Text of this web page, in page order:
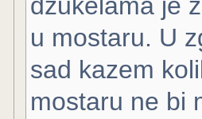
u mostaru. U
sad kazem
mostaru ne bi